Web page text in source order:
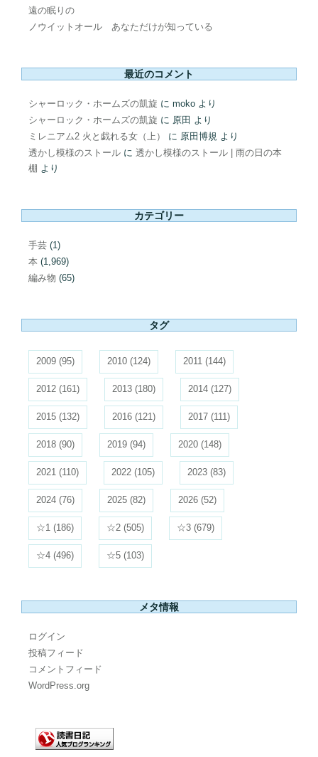
遠の眠りの
ノウイットオール あなただけが知っている
最近のコメント
シャーロック・ホームズの凱旋 に moko より
シャーロック・ホームズの凱旋 に 原田 より
ミレニアム2 火と戯れる女（上）
に 原田博規 より
透かし模様のストール に 透かし模様のストール | 雨の日の本
棚 より
カテゴリー
手芸 (1)
本 (1,969)
編み物 (65)
タグ
2009 (95) 2010 (124) 2011 (144)
2012 (161) 2013 (180) 2014 (127)
2015 (132) 2016 (121) 2017 (111)
2018 (90) 2019 (94) 2020 (148)
2021 (110) 2022 (105) 2023 (83)
2024 (76) 2025 (82) 2026 (52)
☆1 (186) ☆2 (505) ☆3 (679)
☆4 (496) ☆5 (103)
メタ情報
ログイン
投稿フィード
コメントフィード
WordPress.org